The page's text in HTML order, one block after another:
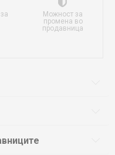
Можност за
промена во
продавница